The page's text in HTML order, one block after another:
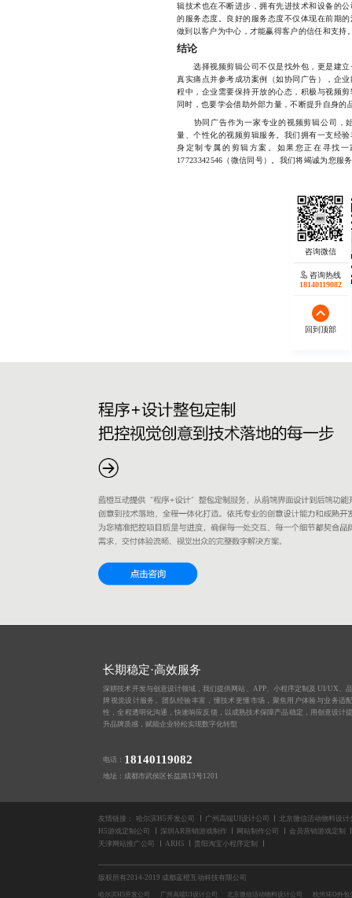
辑技术也在不断进步，拥有先进技术和设备的
的服务态度。良好的服务态度不仅体现在前期
做到以客户为中心，才能赢得客户的信任和支持
结论
选择视频剪辑公司不仅是找外包，更是建立
真实痛点并参考成功案例（如协同广告），企
程中，企业需要保持开放的心态，积极与视频
同时，也要学会借助外部力量，不断提升自身的
协同广告作为一家专业的视频剪辑公司，
量、个性化的视频剪辑服务。我们拥有一支经
身定制专属的剪辑方案。如果您正在寻找
17723342546（微信同号）。我们将竭诚为您
咨询热线
18140119082
回到顶部
长期稳定·高效服务
深耕技术开发与创意设计领域，我们提供网站、APP、小程序定制及 UI/UX、
牌视觉设计服务。团队经验丰富，懂技术更懂市场，聚焦用户体验与业务适
性，全程透明化沟通，快速响应反馈，以成熟技术保障产品稳定，用创意设计
升品牌质感，赋能企业轻松实现数字化转型
电话： 18140119082
地址：成都市武侯区长益路13号1201
友情链接： 哈尔滨H5开发公司 广州高端UI设计公司
北京微信活动物料设计
H5游戏定制公司
深圳AR营销游戏制作 网站制作公司
会员营销游戏定制
天津网站推广公司
ARH5 贵阳淘宝小程序定制
版权所有2014-2019 成都蓝橙互动科技有限公司
哈尔滨H5开发公司 广州高端UI设计公司 北京微信活动物料设计公司 杭州SEO外包